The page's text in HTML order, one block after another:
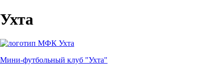
Ухта
Мини-футбольный клуб "Ухта"